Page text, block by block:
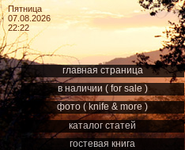
Пятница
07.08.2026
22:22
главная страница
в наличии ( for sale )
фото ( knife & more )
каталог статей
гостевая книга